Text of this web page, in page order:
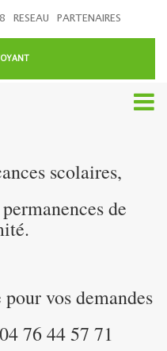
RESEAU PARTENAIRES
scolaires,
de
vos demandes
76 44 57 71